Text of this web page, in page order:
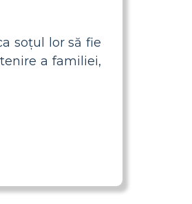
soțul lor să fie
a familiei,